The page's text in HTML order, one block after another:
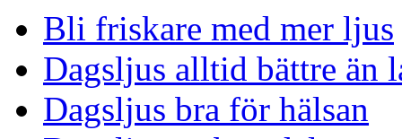
Bli friskare med mer ljus
Dagsljus alltid bättre än
Dagsljus bra för hälsan